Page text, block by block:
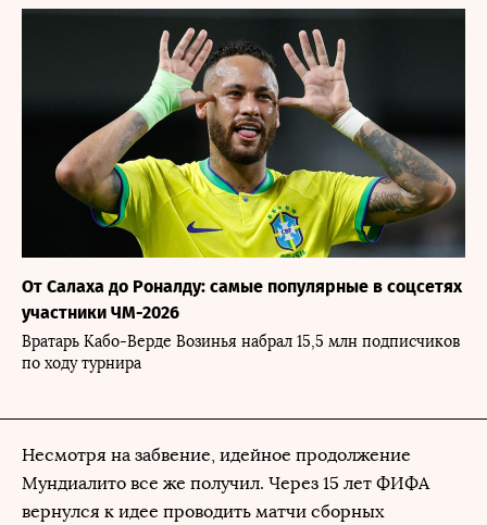
От Салаха до Роналду: самые популярные в соцсетях
участники ЧМ-2026
Вратарь Кабо-Верде Возинья набрал 15,5 млн подписчиков
по ходу турнира
Несмотря на забвение, идейное продолжение
Мундиалито все же получил. Через 15 лет ФИФА
вернулся к идее проводить матчи сборных